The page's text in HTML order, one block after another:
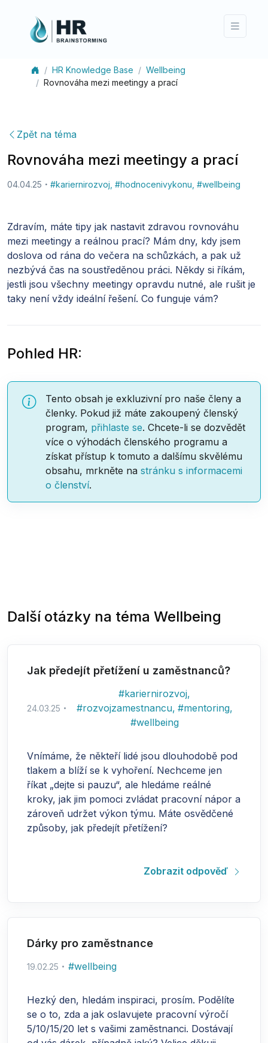
HR Knowledge Base
Wellbeing
Rovnováha mezi meetingy a prací
Zpět na téma
Rovnováha mezi meetingy a prací
04.04.25 #kariernirozvoj #hodnocenivykonu #wellbeing
Zdravím, máte tipy jak nastavit zdravou rovnováhu
mezi meetingy a reálnou prací? Mám dny, kdy jsem
doslova od rána do večera na schůzkách, a pak už
nezbývá čas na soustředěnou práci. Někdy si říkám,
jestli jsou všechny meetingy opravdu nutné, ale rušit je
taky není vždy ideální řešení. Co funguje vám?
Pohled HR:
Tento obsah je exkluzivní pro naše členy a
členky. Pokud již máte zakoupený členský
program, přihlaste se. Chcete-li se dozvědět
více o výhodách členského programu a
získat přístup k tomuto a dalšímu skvělému
obsahu, mrkněte na stránku s informacemi
o členství.
Další otázky na téma Wellbeing
Jak předejít přetížení u zaměstnanců?
24.03.25
#kariernirozvoj,
#rozvojzamestnancu, #mentoring,
#wellbeing
Vnímáme, že někteří lidé jsou dlouhodobě pod
tlakem a blíží se k vyhoření. Nechceme jen
říkat „dejte si pauzu“, ale hledáme reálné
kroky, jak jim pomoci zvládat pracovní nápor a
zároveň udržet výkon týmu. Máte osvědčené
způsoby, jak předejít přetížení?
Zobrazit odpověď
Dárky pro zaměstnance
19.02.25 #wellbeing
Hezký den, hledám inspiraci, prosím. Podělíte
se o to, zda a jak oslavujete pracovní výročí
5/10/15/20 let s vašimi zaměstnanci. Dostávají